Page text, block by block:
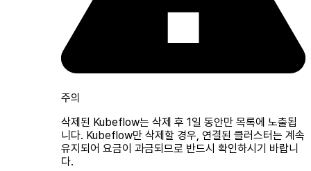
주의
삭제된 Kubeflow는 삭제 후 1일 동안만 목록에 노출됩
니다. Kubeflow만 삭제할 경우, 연결된 클러스터는 계속
유지되어 요금이 과금되므로 반드시 확인하시기 바랍니
다.